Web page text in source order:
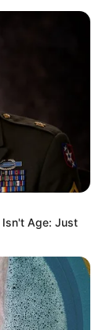
Isn't Age: Just